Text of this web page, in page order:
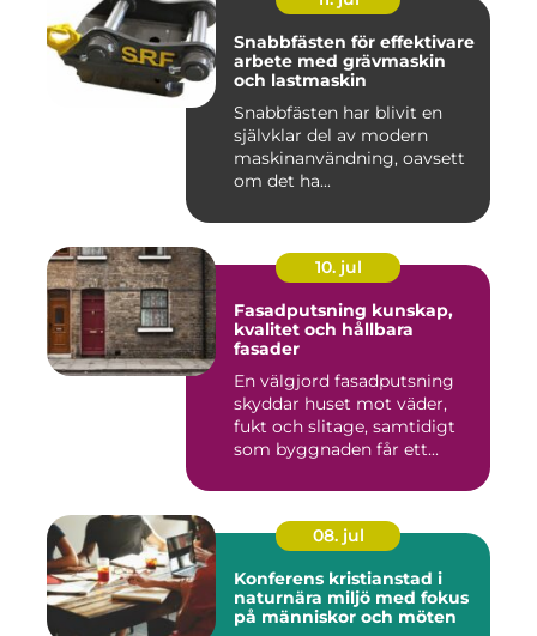
Snabbfästen för effektivare
arbete med grävmaskin
och lastmaskin
Snabbfästen har blivit en
självklar del av modern
maskinanvändning, oavsett
om det ha...
10. jul
Fasadputsning kunskap,
kvalitet och hållbara
fasader
En välgjord fasadputsning
skyddar huset mot väder,
fukt och slitage, samtidigt
som byggnaden får ett...
08. jul
Konferens kristianstad i
naturnära miljö med fokus
på människor och möten